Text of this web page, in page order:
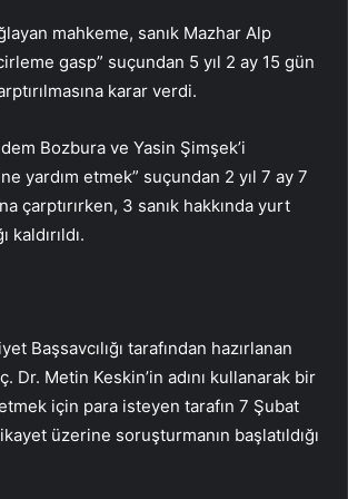
mahkeme, sanık Mazhar Alp
gasp” suçundan 5 yıl 2 ay 15 gün
karar verdi.
Bozbura ve Yasin Şimşek’i
yardım etmek” suçundan 2 yıl 7 ay 7
çarptırırken, 3 sanık hakkında yurt
kaldırıldı.
Başsavcılığı tarafından hazırlanan
Dr. Metin Keskin’in adını kullanarak bir
için para isteyen tarafın 7 Şubat
üzerine soruşturmanın başlatıldığı